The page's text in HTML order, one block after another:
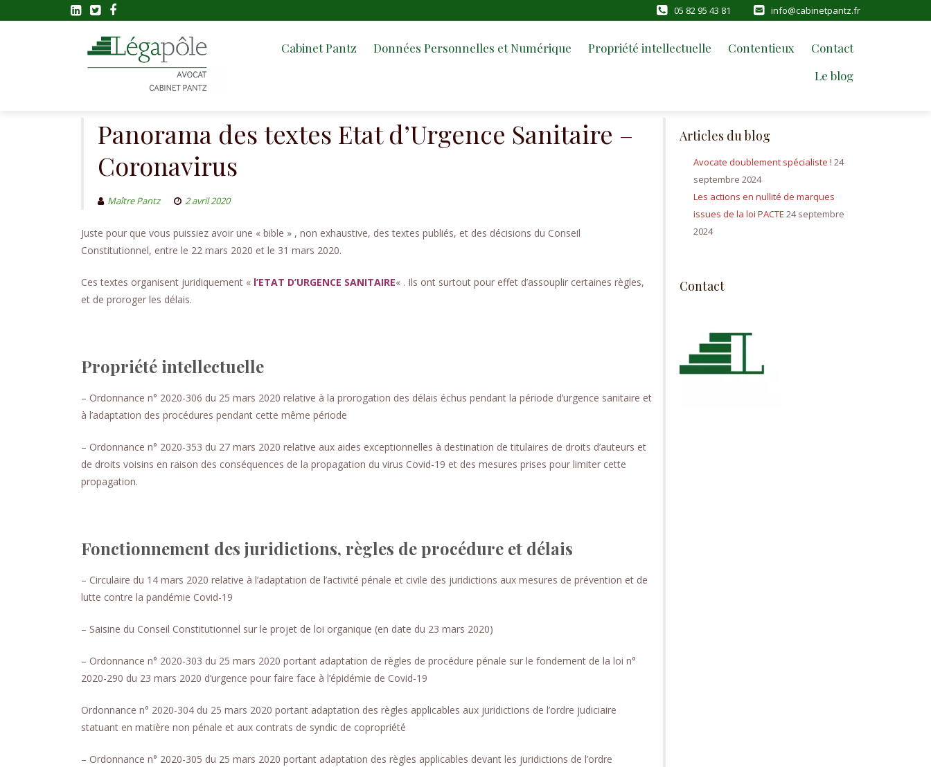
05 82 95 43 81 info@cabinetpantz.fr
Cabinet Pantz Données Personnelles et Numérique Propriété intellectuelle Contentieux
Contact
Le blog
Panorama des textes Etat d’Urgence Sanitaire –
Coronavirus
Maître Pantz 2 avril 2020
Juste pour que vous puissiez avoir une « bible » , non exhaustive, des textes publiés, et des décisions du Conseil
Constitutionnel, entre le 22 mars 2020 et le 31 mars 2020.
Ces textes organisent juridiquement « l’ETAT D’URGENCE SANITAIRE« . Ils ont surtout pour effet d’assouplir certaines règles,
et de proroger les délais.
Propriété intellectuelle
– Ordonnance n° 2020-306 du 25 mars 2020 relative à la prorogation des délais échus pendant la période d’urgence sanitaire et
à l’adaptation des procédures pendant cette même période
– Ordonnance n° 2020-353 du 27 mars 2020 relative aux aides exceptionnelles à destination de titulaires de droits d’auteurs et
de droits voisins en raison des conséquences de la propagation du virus Covid-19 et des mesures prises pour limiter cette
propagation.
Fonctionnement des juridictions, règles de procédure et délais
– Circulaire du 14 mars 2020 relative à l’adaptation de l’activité pénale et civile des juridictions aux mesures de prévention et de
lutte contre la pandémie Covid-19
– Saisine du Conseil Constitutionnel sur le projet de loi organique (en date du 23 mars 2020)
– Ordonnance n° 2020-303 du 25 mars 2020 portant adaptation de règles de procédure pénale sur le fondement de la loi n°
2020-290 du 23 mars 2020 d’urgence pour faire face à l’épidémie de Covid-19
Ordonnance n° 2020-304 du 25 mars 2020 portant adaptation des règles applicables aux juridictions de l’ordre judiciaire
statuant en matière non pénale et aux contrats de syndic de copropriété
– Ordonnance n° 2020-305 du 25 mars 2020 portant adaptation des règles applicables devant les juridictions de l’ordre
Articles du blog
Avocate doublement spécialiste ! 24
septembre 2024
Les actions en nullité de marques
issues de la loi PACTE 24 septembre
2024
Contact